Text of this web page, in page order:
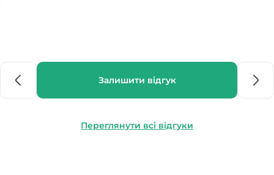
Залишити відгук
Переглянути всі відгуки